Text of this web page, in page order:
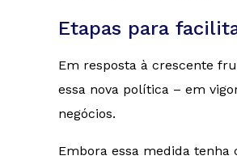
Etapas para
Em resposta à crescente
essa nova política – em
negócios.
Embora essa medida